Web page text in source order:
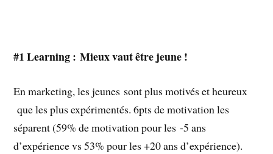
#1 Learning : Mieux vaut être jeune !
En marketing, les jeunes sont plus motivés et heureux
que les plus expérimentés. 6pts de motivation les
séparent (59% de motivation pour les -5 ans
d’expérience vs 53% pour les +20 ans d’expérience).